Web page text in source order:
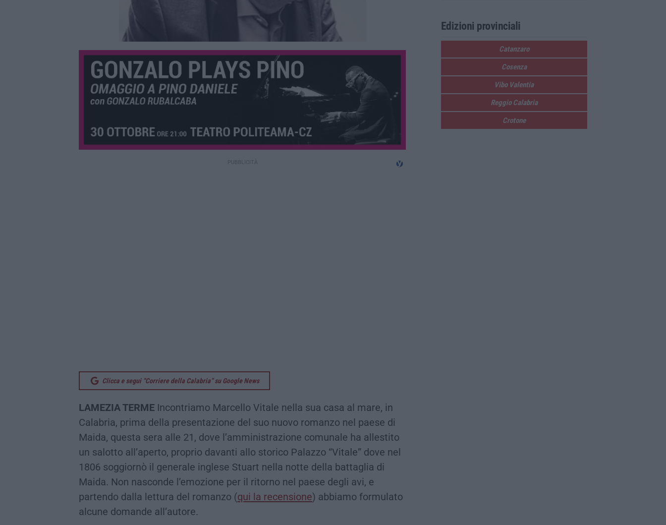
Clicca e segui “Corriere della Calabria” su Google News
LAMEZIA TERME Incontriamo Marcello Vitale nella sua casa al mare, in
Calabria, prima della presentazione del suo nuovo romanzo nel paese di
Maida, questa sera alle 21, dove l’amministrazione comunale ha allestito
un salotto all’aperto, proprio davanti allo storico Palazzo “Vitale” dove nel
1806 soggiornò il generale inglese Stuart nella notte della battaglia di
Maida. Non nasconde l’emozione per il ritorno nel paese degli avi, e
partendo dalla lettura del romanzo (qui la recensione) abbiamo formulato
alcune domande all’autore.
Edizioni provinciali
Catanzaro
Cosenza
Vibo Valentia
Reggio Calabria
Crotone